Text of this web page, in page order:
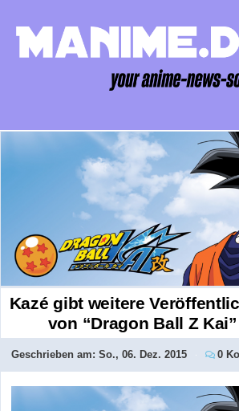
Kazé gibt weitere
von “Dragon Ball Z
Geschrieben am: So., 06. Dez. 2015 0